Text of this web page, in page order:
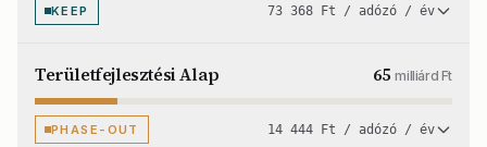
KEEP 73 368 Ft / adózó / év
Területfejlesztési Alap 65milliárd Ft
PHASE-OUT 14 444 Ft / adózó / év